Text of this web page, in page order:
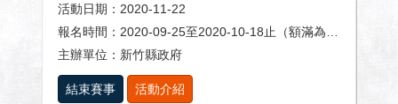
活動日期：2020-11-22
報名時間：2020-09-25至2020-10-18止（額滿為止）
主辦單位：新竹縣政府
結束賽事 活動介紹